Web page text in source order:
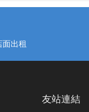
面出租
友站連結